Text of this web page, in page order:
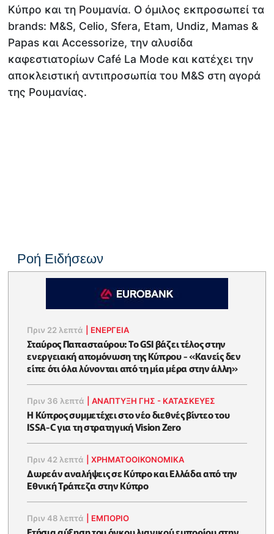
Κύπρο και τη Ρουμανία. O όμιλος εκπροσωπεί τα
brands: Μ&S, Celio, Sfera, Etam, Undiz, Mamas &
Papas και Accessorize, την αλυσίδα
καφεστιατορίων Café La Mode και κατέχει την
αποκλειστική αντιπροσωπία του M&S στη αγορά
της Ρουμανίας.
Ροή Ειδήσεων
Πριν 22 λεπτά ΕΝΈΡΓΕΙΑ
Σταύρος Παπασταύρου: Το GSI βάζει τέλος στην
ενεργειακή απομόνωση της Κύπρου - «Κανείς δεν
είπε ότι όλα λύνονται από τη μία μέρα στην άλλη»
Πριν 36 λεπτά |ΑΝΑΠΤΥΞΗ ΓΗΣ - ΚΑΤΑΣΚΕΥΕΣ
Η Κύπρος συμμετέχει στο νέο διεθνές βίντεο του
ISSA-C για τη στρατηγική Vision Zero
Πριν 42 λεπτά |ΧΡΗΜΑΤΟΟΙΚΟΝΟΜΙΚΆ
Δωρεάν αναλήψεις σε Κύπρο και Ελλάδα από την
Εθνική Τράπεζα στην Κύπρο
Πριν 48 λεπτά ΕΜΠΟΡΙΟ